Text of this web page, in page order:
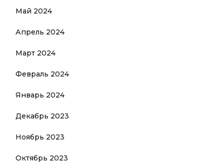
Май 2024
Апрель 2024
Март 2024
Февраль 2024
Январь 2024
Декабрь 2023
Ноябрь 2023
Октябрь 2023